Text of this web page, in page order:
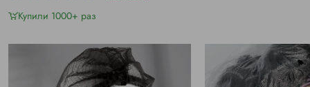
Купили 1000+ раз